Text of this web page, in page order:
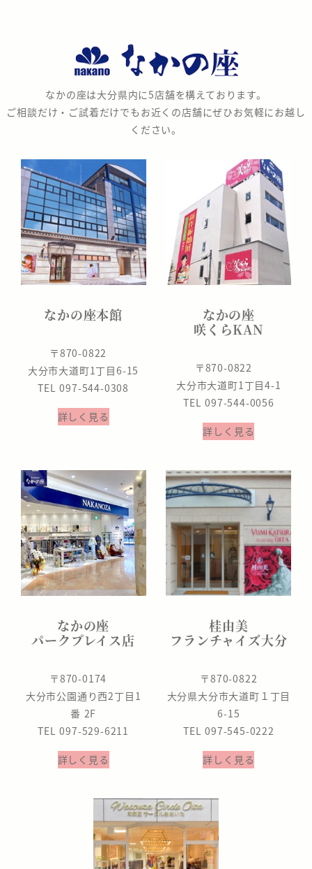
座
なかの座は大分県内に5店舗を構えております。
ご相談だけ・ご試着だけでもお近くの店舗にぜひお気軽にお越し
ください。
なかの座本館
〒870-0822
大分市大道町1丁目6-15
TEL 097-544-0308
詳しく見る
なかの座
咲くらKAN
〒870-0822
大分市大道町1丁目4-1
TEL 097-544-0056
詳しく見る
なかの座
パークプレイス店
〒870-0174
大分市公園通り西2丁目1
番 2F
TEL 097-529-6211
詳しく見る
桂由美
フランチャイズ大分
〒870-0822
大分県大分市大道町１丁目
6-15
TEL 097-545-0222
詳しく見る